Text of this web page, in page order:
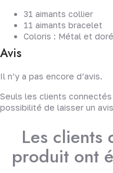
31 aimants collier
11 aimants bracelet
Coloris : Métal et doré
Avis
Il n’y a pas encore d’avis.
Seuls les clients
possibilité de laisser un
Les clients
produit ont